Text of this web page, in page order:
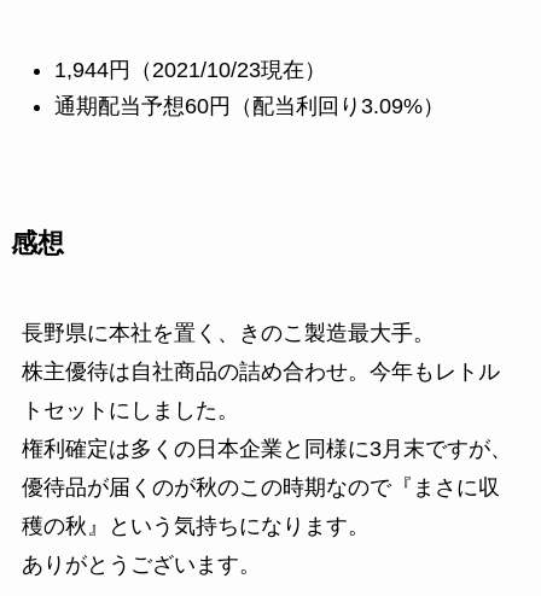
1,944円（2021/10/23現在）
通期配当予想60円（配当利回り3.09%）
感想
長野県に本社を置く、きのこ製造最大手。
株主優待は自社商品の詰め合わせ。今年もレトル
トセットにしました。
権利確定は多くの日本企業と同様に3月末ですが、
優待品が届くのが秋のこの時期なので『まさに収
穫の秋』という気持ちになります。
ありがとうございます。